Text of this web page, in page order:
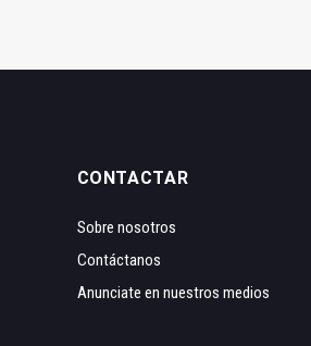
CONTACTAR
Sobre nosotros
Contáctanos
Anunciate en nuestros medios